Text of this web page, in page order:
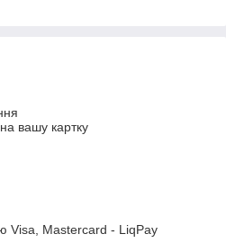
вашу картку
Visa, Mastercard - LiqPay